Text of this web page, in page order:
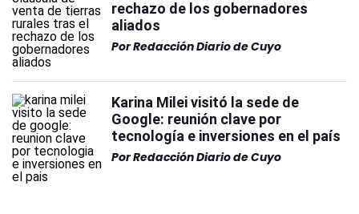
rechazo de los gobernadores
aliados
PorRedacción Diario de Cuyo
Karina Milei visitó la sede de
Google: reunión clave por
tecnología e inversiones en el país
PorRedacción Diario de Cuyo